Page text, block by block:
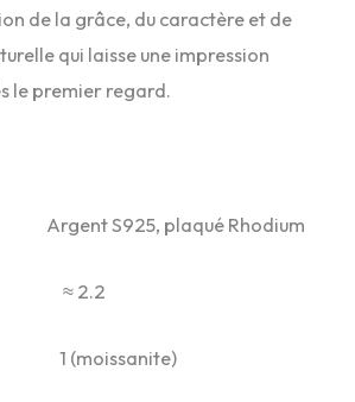
de la grâce, du caractère et de
qui laisse une impression
le premier regard.
S925, plaqué Rhodium
≈ 2.2
1 (moissanite)